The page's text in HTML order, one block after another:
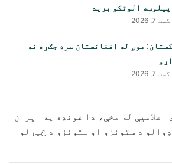
پیلوټه الوتکو برید
اگست 7, 2026
موږ له افغانستان سره جګړه نه
اگست 7, 2026
اعلامیې له مخې، دا غونډه په ایران
د ستونزو او ستونزو د څیړلو